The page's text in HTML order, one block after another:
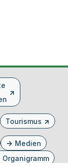
Tourismus
Medien
Organigramm